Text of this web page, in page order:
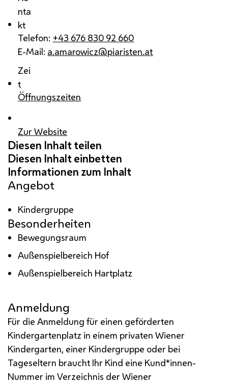
nta
kt
Telefon: +43 676 830 92 660
E-Mail: a.amarowicz@piaristen.at
Zei
t
Öffnungszeiten
Zur Website
Angebot
Kindergruppe
Besonderheiten
Bewegungsraum
Außenspielbereich Hof
Außenspielbereich Hartplatz
Anmeldung
Für die Anmeldung für einen geförderten
Kindergartenplatz in einem privaten Wiener
Kindergarten, einer Kindergruppe oder bei
Tageseltern braucht Ihr Kind eine Kund*innen-
Nummer im Verzeichnis der Wiener